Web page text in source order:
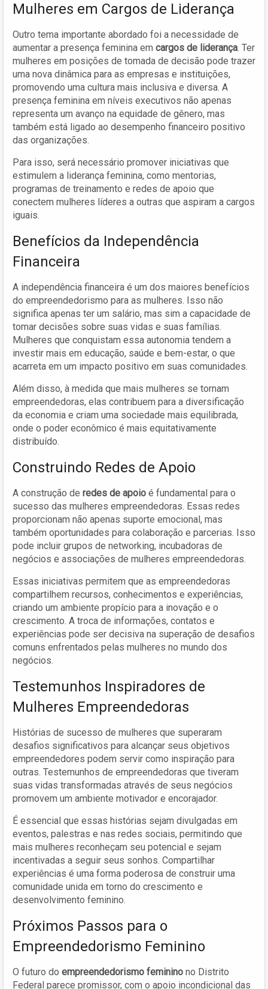
Mulheres em Cargos de Liderança
Outro tema importante abordado foi a necessidade de
aumentar a presença feminina em cargos de liderança. Ter
mulheres em posições de tomada de decisão pode trazer
uma nova dinâmica para as empresas e instituições,
promovendo uma cultura mais inclusiva e diversa. A
presença feminina em níveis executivos não apenas
representa um avanço na equidade de gênero, mas
também está ligado ao desempenho financeiro positivo
das organizações.
Para isso, será necessário promover iniciativas que
estimulem a liderança feminina, como mentorias,
programas de treinamento e redes de apoio que
conectem mulheres líderes a outras que aspiram a cargos
iguais.
Benefícios da Independência
Financeira
A independência financeira é um dos maiores benefícios
do empreendedorismo para as mulheres. Isso não
significa apenas ter um salário, mas sim a capacidade de
tomar decisões sobre suas vidas e suas famílias.
Mulheres que conquistam essa autonomia tendem a
investir mais em educação, saúde e bem-estar, o que
acarreta em um impacto positivo em suas comunidades.
Além disso, à medida que mais mulheres se tornam
empreendedoras, elas contribuem para a diversificação
da economia e criam uma sociedade mais equilibrada,
onde o poder econômico é mais equitativamente
distribuído.
Construindo Redes de Apoio
A construção de redes de apoio é fundamental para o
sucesso das mulheres empreendedoras. Essas redes
proporcionam não apenas suporte emocional, mas
também oportunidades para colaboração e parcerias. Isso
pode incluir grupos de networking, incubadoras de
negócios e associações de mulheres empreendedoras.
Essas iniciativas permitem que as empreendedoras
compartilhem recursos, conhecimentos e experiências,
criando um ambiente propício para a inovação e o
crescimento. A troca de informações, contatos e
experiências pode ser decisiva na superação de desafios
comuns enfrentados pelas mulheres no mundo dos
negócios.
Testemunhos Inspiradores de
Mulheres Empreendedoras
Histórias de sucesso de mulheres que superaram
desafios significativos para alcançar seus objetivos
empreendedores podem servir como inspiração para
outras. Testemunhos de empreendedoras que tiveram
suas vidas transformadas através de seus negócios
promovem um ambiente motivador e encorajador.
É essencial que essas histórias sejam divulgadas em
eventos, palestras e nas redes sociais, permitindo que
mais mulheres reconheçam seu potencial e sejam
incentivadas a seguir seus sonhos. Compartilhar
experiências é uma forma poderosa de construir uma
comunidade unida em torno do crescimento e
desenvolvimento feminino.
Próximos Passos para o
Empreendedorismo Feminino
O futuro do empreendedorismo feminino no Distrito
Federal parece promissor, com o apoio incondicional das